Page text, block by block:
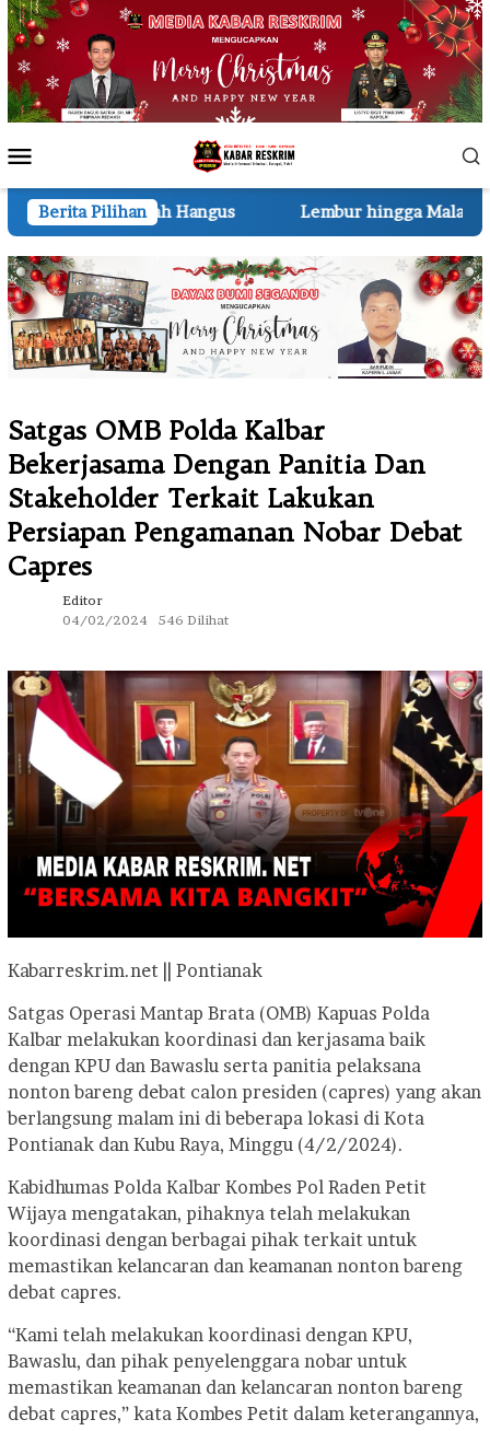
Loncat
ke
konten
Mobile
Berita PilihanLembur hingga Malam, Personel Kodim0314/
Satgas OMB Polda Kalbar
Bekerjasama Dengan Panitia Dan
Stakeholder Terkait Lakukan
Persiapan Pengamanan Nobar Debat
Capres
Editor
04/02/2024
546 Dilihat
Kabarreskrim.net || Pontianak
Satgas Operasi Mantap Brata (OMB) Kapuas Polda
Kalbar melakukan koordinasi dan kerjasama baik
dengan KPU dan Bawaslu serta panitia pelaksana
nonton bareng debat calon presiden (capres) yang akan
berlangsung malam ini di beberapa lokasi di Kota
Pontianak dan Kubu Raya, Minggu (4/2/2024).
Kabidhumas Polda Kalbar Kombes Pol Raden Petit
Wijaya mengatakan, pihaknya telah melakukan
koordinasi dengan berbagai pihak terkait untuk
memastikan kelancaran dan keamanan nonton bareng
debat capres.
“Kami telah melakukan koordinasi dengan KPU,
Bawaslu, dan pihak penyelenggara nobar untuk
memastikan keamanan dan kelancaran nonton bareng
debat capres,” kata Kombes Petit dalam keterangannya,